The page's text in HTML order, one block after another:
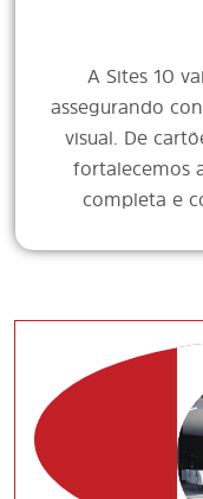
A Sites 10
assegurando
visual. De
fortalecemos
completa e